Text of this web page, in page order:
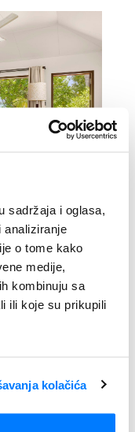
sadržaja i oglasa,
analiziranje
o tome kako
medije,
kombinuju sa
ili koje su prikupili
kolačića
4*, 51-60 m2,
spojena sa
kupatilo sa
fen, klima,
TV, wi-fi, ketler,